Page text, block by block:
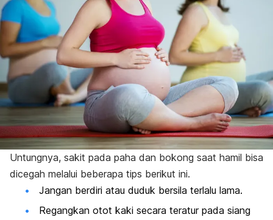
Untungnya, sakit pada paha dan bokong saat hamil bisa
dicegah melalui beberapa tips berikut ini.
Jangan berdiri atau duduk bersila terlalu lama.
Regangkan otot kaki secara teratur pada siang